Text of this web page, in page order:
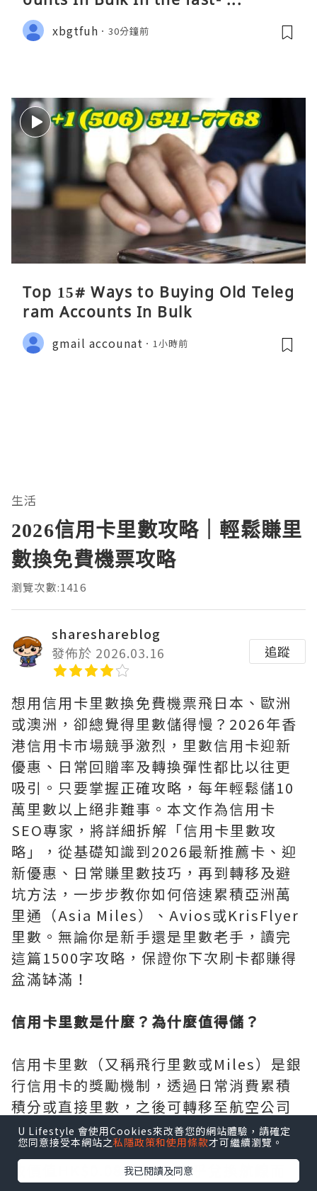
xbgtfuh 30分鐘前
Top 15# Ways to Buying Old Teleg
ram Accounts In Bulk
gmail accounat 1小時前
生活
2026信用卡里數攻略｜輕鬆賺里
數換免費機票攻略
瀏覽次數:1416
shareshareblog
發佈於 2026.03.16
追蹤
想用信用卡里數換免費機票飛日本、歐洲
或澳洲，卻總覺得里數儲得慢？2026年香
港信用卡市場競爭激烈，里數信用卡迎新
優惠、日常回贈率及轉換彈性都比以往更
吸引。只要掌握正確攻略，每年輕鬆儲10
萬里數以上絕非難事。本文作為信用卡
SEO專家，將詳細拆解「信用卡里數攻
略」，從基礎知識到2026最新推薦卡、迎
新優惠、日常賺里數技巧，再到轉移及避
坑方法，一步步教你如何倍速累積亞洲萬
里通（Asia Miles）、Avios或KrisFlyer
里數。無論你是新手還是里數老手，讀完
這篇1500字攻略，保證你下次刷卡都賺得
盆滿缽滿！
信用卡里數是什麼？為什麼值得儲？
信用卡里數（又稱飛行里數或Miles）是銀
行信用卡的獎勵機制，透過日常消費累積
積分或直接里數，之後可轉移至航空公司
飛行常客計劃（如國泰亞洲萬里通、英國
航空Avios、新航KrisFlyer）。1里數大
致價值HK$0.08-0.12，視乎兌換航線而
U Lifestyle 會使用Cookies來改善您的網站體驗，請確定
您同意接受本網站之私隱政策和使用條款才可繼續瀏覽。
我已閱讀及同意